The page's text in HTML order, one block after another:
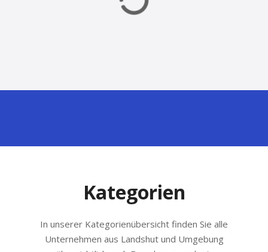
Kategorien
In unserer Kategorienübersicht finden Sie alle
Unternehmen aus Landshut und Umgebung